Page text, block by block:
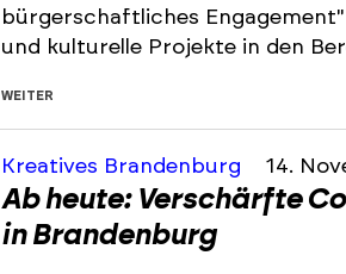
bürgerschaftliches
und kulturelle Projekte in den
WEITER
Kreatives Brandenburg 14.
Ab heute: Verschärfte
in Brandenburg